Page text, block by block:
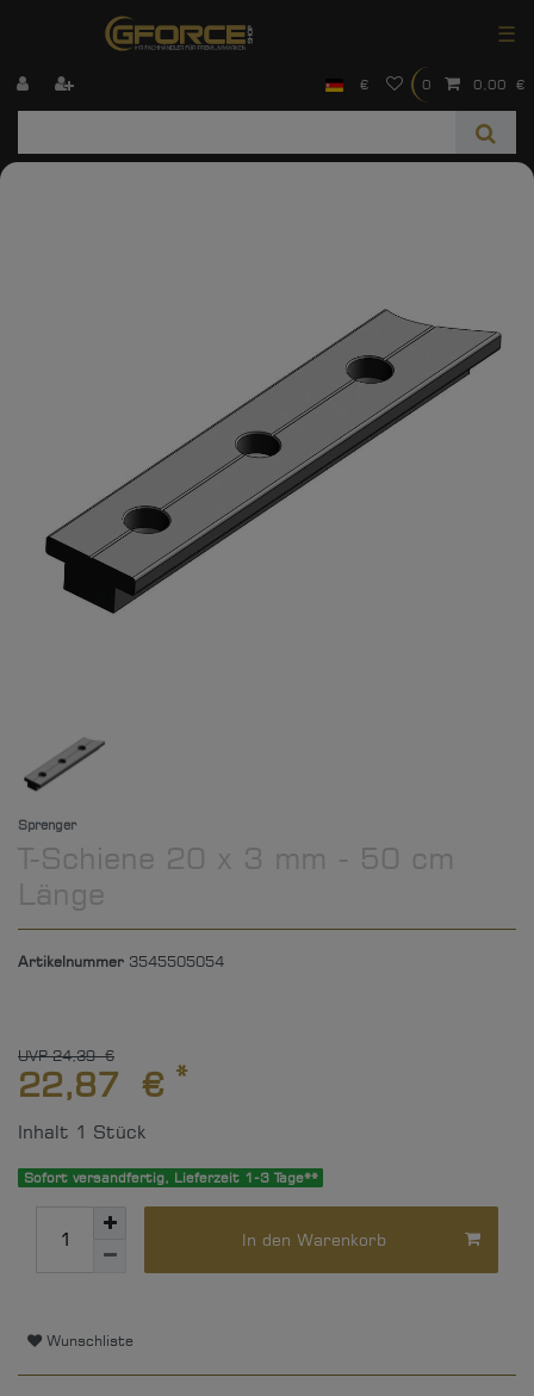
☰
€ 0 0,00 €
Sprenger
T-Schiene 20 x 3 mm - 50 cm
Länge
Artikelnummer 3545505054
UVP 24,39 €
22,87 € *
Inhalt 1 Stück
Sofort versandfertig, Lieferzeit 1-3 Tage**
In den Warenkorb
Wunschliste